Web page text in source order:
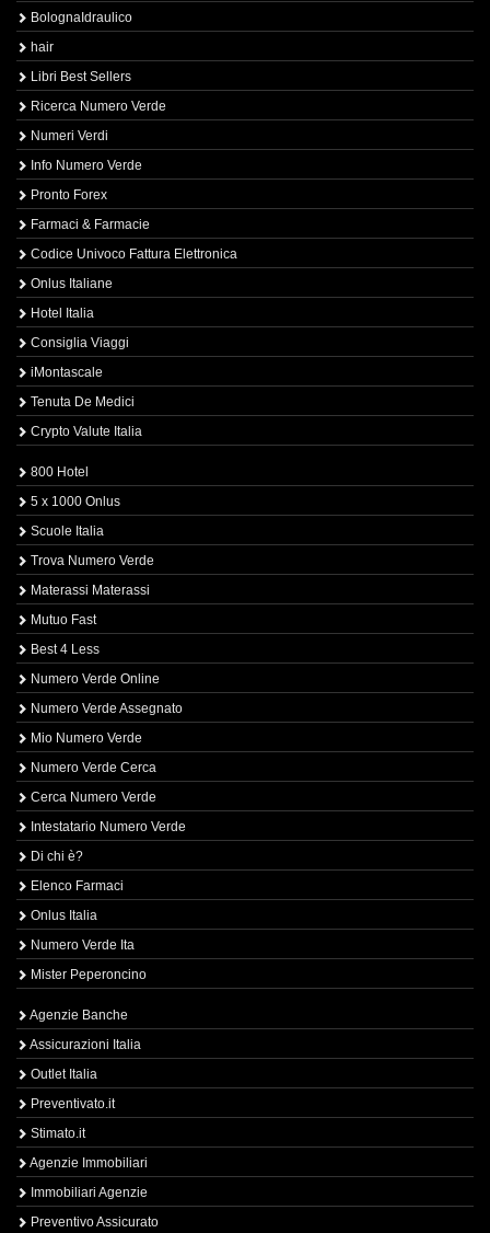
BolognaIdraulico
hair
Libri Best Sellers
Ricerca Numero Verde
Numeri Verdi
Info Numero Verde
Pronto Forex
Farmaci & Farmacie
Codice Univoco Fattura Elettronica
Onlus Italiane
Hotel Italia
Consiglia Viaggi
iMontascale
Tenuta De Medici
Crypto Valute Italia
800 Hotel
5 x 1000 Onlus
Scuole Italia
Trova Numero Verde
Materassi Materassi
Mutuo Fast
Best 4 Less
Numero Verde Online
Numero Verde Assegnato
Mio Numero Verde
Numero Verde Cerca
Cerca Numero Verde
Intestatario Numero Verde
Di chi è?
Elenco Farmaci
Onlus Italia
Numero Verde Ita
Mister Peperoncino
Agenzie Banche
Assicurazioni Italia
Outlet Italia
Preventivato.it
Stimato.it
Agenzie Immobiliari
Immobiliari Agenzie
Preventivo Assicurato